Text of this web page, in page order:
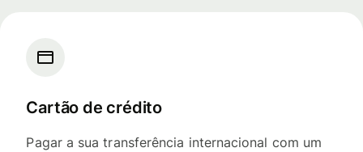
Cartão de crédito
Pagar a sua transferência internacional com um